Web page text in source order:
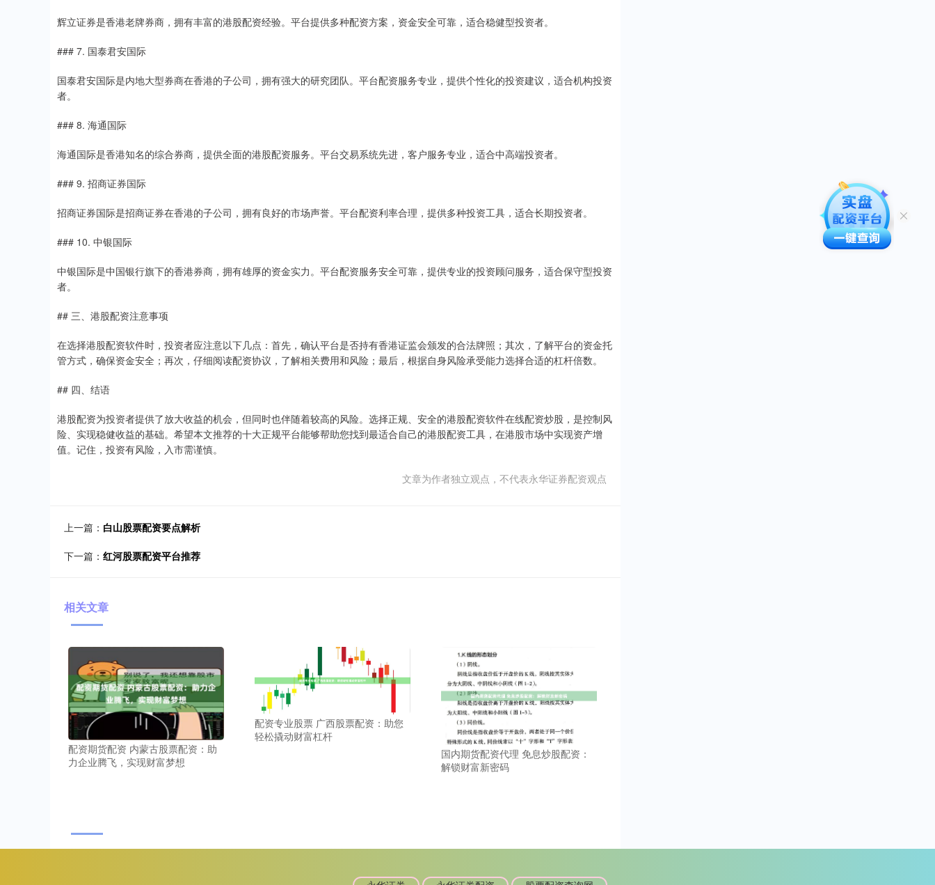
辉立证券是香港老牌券商，拥有丰富的港股配资经验。平台提供多种配资方案，资金安全可靠，适合稳健型投资者。
### 7. 国泰君安国际
国泰君安国际是内地大型券商在香港的子公司，拥有强大的研究团队。平台配资服务专业，提供个性化的投资建议，适合机构投资
者。
### 8. 海通国际
海通国际是香港知名的综合券商，提供全面的港股配资服务。平台交易系统先进，客户服务专业，适合中高端投资者。
### 9. 招商证券国际
招商证券国际是招商证券在香港的子公司，拥有良好的市场声誉。平台配资利率合理，提供多种投资工具，适合长期投资者。
### 10. 中银国际
中银国际是中国银行旗下的香港券商，拥有雄厚的资金实力。平台配资服务安全可靠，提供专业的投资顾问服务，适合保守型投资
者。
## 三、港股配资注意事项
在选择港股配资软件时，投资者应注意以下几点：首先，确认平台是否持有香港证监会颁发的合法牌照；其次，了解平台的资金托
管方式，确保资金安全；再次，仔细阅读配资协议，了解相关费用和风险；最后，根据自身风险承受能力选择合适的杠杆倍数。
## 四、结语
港股配资为投资者提供了放大收益的机会，但同时也伴随着较高的风险。选择正规、安全的港股配资软件在线配资炒股，是控制风
险、实现稳健收益的基础。希望本文推荐的十大正规平台能够帮助您找到最适合自己的港股配资工具，在港股市场中实现资产增
值。记住，投资有风险，入市需谨慎。
文章为作者独立观点，不代表永华证券配资观点
上一篇： 白山股票配资要点解析
下一篇： 红河股票配资平台推荐
相关文章
配资期货配资 内蒙古股票配资：助
力企业腾飞，实现财富梦想
配资专业股票 广西股票配资：助您
轻松撬动财富杠杆
国内期货配资代理 免息炒股配资：
解锁财富新密码